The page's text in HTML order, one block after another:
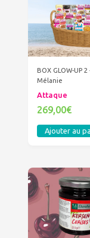
BOX GLOW-UP 2
Mélanie
Attaque
269,00€
Ajouter au